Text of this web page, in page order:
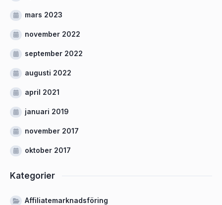
mars 2023
november 2022
september 2022
augusti 2022
april 2021
januari 2019
november 2017
oktober 2017
Kategorier
Affiliatemarknadsföring